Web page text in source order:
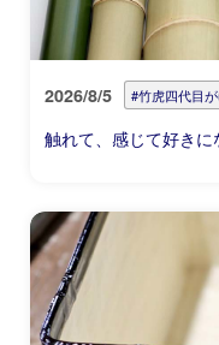
2026/8/5 #竹虎四代目が
触れて、感じて好き